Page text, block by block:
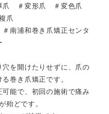
爪 ＃変形爪 ＃変色爪
爪
南浦和巻き爪矯正センタ
穴を開けたりせずに、爪の
巻き爪矯正です。
能で、初回の施術で痛み
殆どです。